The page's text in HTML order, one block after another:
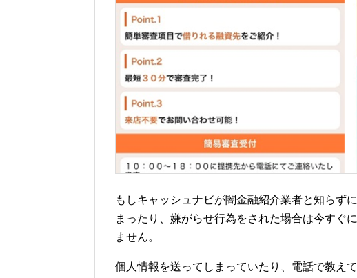
もしキャッシュナビが闇金融紹介業者と知らず
まったり、嫌がらせ行為をされた場合は今すぐ
ません。
個人情報を送ってしまっていたり、電話で教え